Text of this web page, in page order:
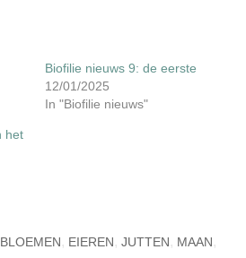
Biofilie nieuws 9: de eerste
12/01/2025
In "Biofilie nieuws"
het
, EIEREN,JUTTEN, MAAN,